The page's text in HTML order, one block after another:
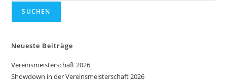
SUCHEN
Neueste Beiträge
Vereinsmeisterschaft 2026
Showdown in der Vereinsmeisterschaft 2026